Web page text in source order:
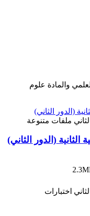
والمادة علوم
ملفات متنوعة
(الدور الثاني)
اختبارات